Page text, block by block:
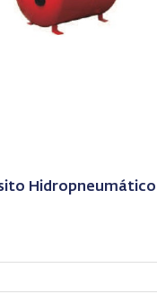
Hidropneumático